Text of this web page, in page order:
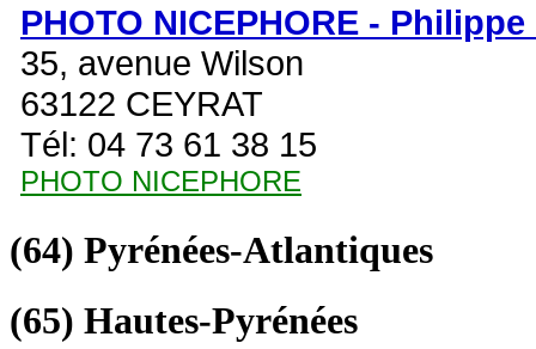
PHOTO NICEPHORE - Philippe
35, avenue Wilson
63122 CEYRAT
Tél: 04 73 61 38 15
PHOTO NICEPHORE
(64) Pyrénées-Atlantiques
(65) Hautes-Pyrénées